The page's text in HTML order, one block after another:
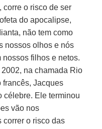
corre o risco de ser
do apocalipse,
não tem como
nossos olhos e nós
filhos e netos.
na chamada Rio
francês, Jacques
célebre. Ele terminou
vão nos
correr o risco das